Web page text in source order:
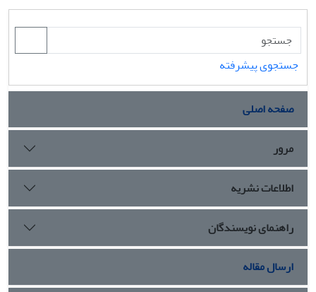
جستجوی پیشرفته
صفحه اصلی
مرور
اطلاعات نشریه
راهنمای نویسندگان
ارسال مقاله